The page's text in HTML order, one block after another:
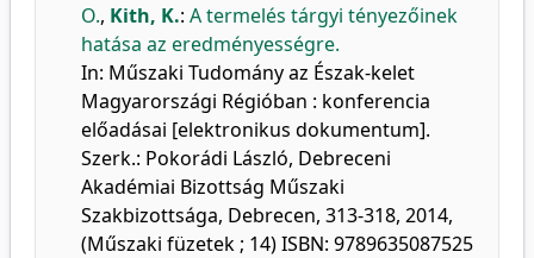
O., Kith, K.: A termelés tárgyi tényezőinek
hatása az eredményességre.
In: Műszaki Tudomány az Észak-kelet
Magyarországi Régióban : konferencia
előadásai [elektronikus dokumentum].
Szerk.: Pokorádi László, Debreceni
Akadémiai Bizottság Műszaki
Szakbizottsága, Debrecen, 313-318, 2014,
(Műszaki füzetek ; 14) ISBN: 9789635087525